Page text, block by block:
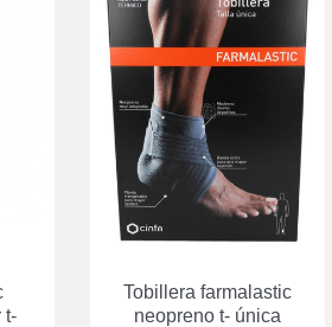
t-
Tobillera farmalastic
neopreno t- única